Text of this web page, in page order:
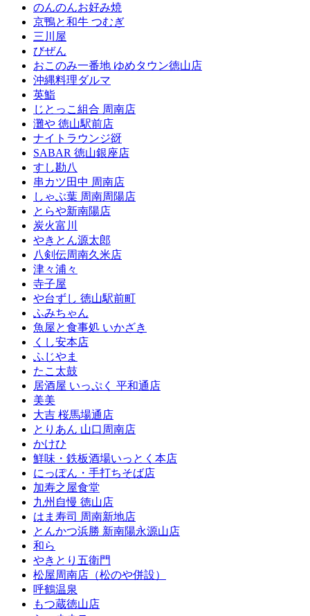
のんのんお好み焼
京鴨と和牛 つむぎ
三川屋
びぜん
おこのみ一番地 ゆめタウン徳山店
沖縄料理ダルマ
英鮨
じとっこ組合 周南店
灘や 徳山駅前店
ナイトラウンジ谺
SABAR 徳山銀座店
すし勘八
串カツ田中 周南店
しゃぶ葉 周南周陽店
とらや新南陽店
炭火富川
やきとん源太郎
八剣伝周南久米店
津々浦々
寺子屋
や台ずし 徳山駅前町
ふみちゃん
魚屋と食事処 いかざき
くし安本店
ふじやま
たこ太鼓
居酒屋 いっぷく 平和通店
美美
大吉 桜馬場通店
とりあん 山口周南店
かけひ
鮮味・鉄板酒場いっとく本店
にっぽん・手打ちそば店
加寿之屋食堂
九州自慢 徳山店
はま寿司 周南新地店
とんかつ浜勝 新南陽永源山店
和ら
やきとり五衛門
松屋周南店（松のや併設）
呼鶴温泉
もつ蔵徳山店